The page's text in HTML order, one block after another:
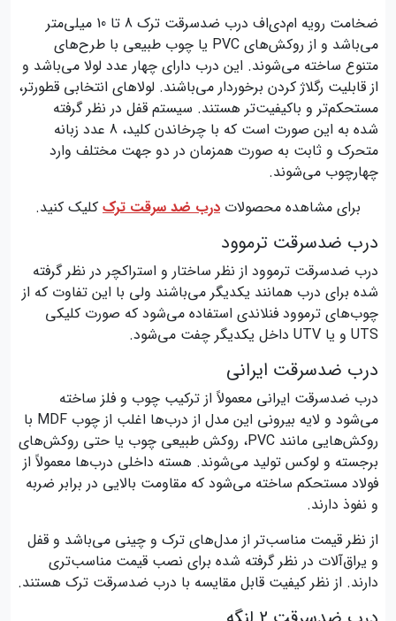
ضخامت رویه ام‌دی‌اف درب ضدسرقت ترک 8 تا 10 میلی‌متر
می‌باشد و از روکش‌های PVC یا چوب طبیعی با طرح‌های
متنوع ساخته می‌شوند. این درب دارای چهار عدد لولا می‌باشد و
از قابلیت رگلاژ کردن برخوردار می‌باشند. لولاهای انتخابی قطورتر،
مستحکم‌تر و باکیفیت‌تر هستند. سیستم قفل در نظر گرفته
شده به این صورت است که با چرخاندن کلید، 8 عدد زبانه
متحرک و ثابت به صورت همزمان در دو جهت مختلف وارد
چهارچوب می‌شوند.
برای مشاهده محصولات درب ضد سرقت ترک کلیک کنید.
درب ضدسرقت ترموود
درب ضدسرقت ترموود از نظر ساختار و استراکچر در نظر گرفته
شده برای درب همانند یکدیگر می‌باشند ولی با این تفاوت که از
چوب‌های ترموود فنلاندی استفاده می‌شود که صورت کلیکی
UTS و یا UTV داخل یکدیگر چفت می‌شود.
درب ضدسرقت ایرانی
درب ضدسرقت ایرانی معمولاً از ترکیب چوب و فلز ساخته
می‌‌شود و لایه بیرونی این مدل از درب‌ها اغلب از چوب MDF با
روکش‌هایی مانند PVC، روکش طبیعی چوب یا حتی روکش‌های
برجسته و لوکس تولید می‌شوند. هسته داخلی درب‌ها معمولاً از
فولاد مستحکم ساخته می‌شود که مقاومت بالایی در برابر ضربه
و نفوذ دارند.
از نظر قیمت مناسب‌تر از مدل‌های ترک و چینی می‌باشد و قفل
و یراق‌آلات در نظر گرفته شده برای نصب قیمت مناسب‌تری
دارند. از نظر کیفیت قابل مقایسه با درب ضدسرقت ترک هستند.